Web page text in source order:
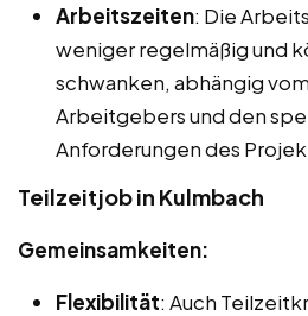
Arbeitszeiten: Die
weniger regelmäßig und
schwanken, abhängig
Arbeitgebers und den
Anforderungen des
Teilzeitjob in Kulmbach
Gemeinsamkeiten:
Flexibilität: Auch